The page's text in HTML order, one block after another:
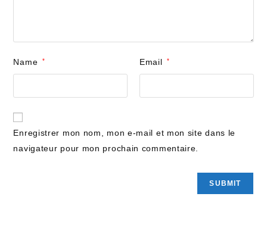
Name * Email *
Enregistrer mon nom, mon e-mail et mon site dans le
navigateur pour mon prochain commentaire.